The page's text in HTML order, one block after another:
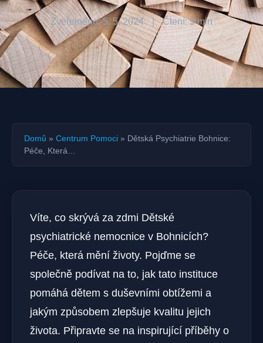
Zveřejněno: 5. 5. 2024 | Čtení: 9 min
Domů » Centrum Pomoci » Dětská Psychiatrie Bohnice:
Péče, Která…
Víte, co skrývá za zdmi Dětské
psychiatrické nemocnice v Bohnicích?
Péče, která mění životy. Pojďme se
společně podívat na to, jak tato instituce
pomáhá dětem s duševními obtížemi a
jakým způsobem zlepšuje kvalitu jejich
života. Připravte se na inspirující příběhy o